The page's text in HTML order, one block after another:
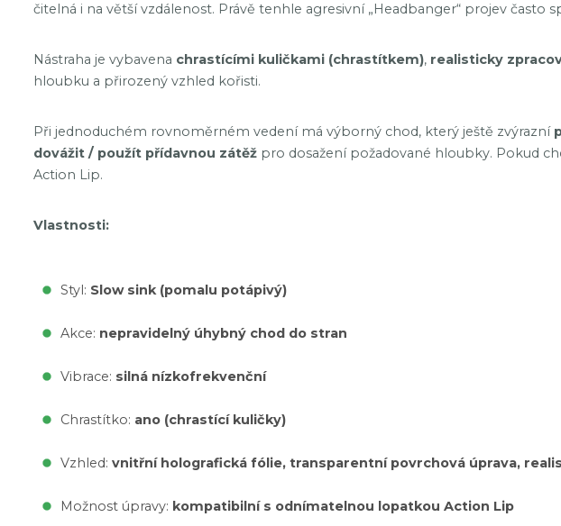
čitelná i na větší vzdálenost. Právě tenhle agresivní „Headbanger“ projev často
Nástraha je vybavena chrastícími kuličkami (chrastítkem), realisticky
hloubku a přirozený vzhled kořisti.
Při jednoduchém rovnoměrném vedení má výborný chod, který ještě zvýrazní
dovážit / použít přídavnou zátěž pro dosažení požadované hloubky. Pokud
Action Lip.
Vlastnosti:
Styl: Slow sink (pomalu potápivý)
Akce: nepravidelný úhybný chod do stran
Vibrace: silná nízkofrekvenční
Chrastítko: ano (chrastící kuličky)
Vzhled: vnitřní holografická fólie, transparentní povrchová úprava,
Možnost úpravy: kompatibilní s odnímatelnou lopatkou Action Lip